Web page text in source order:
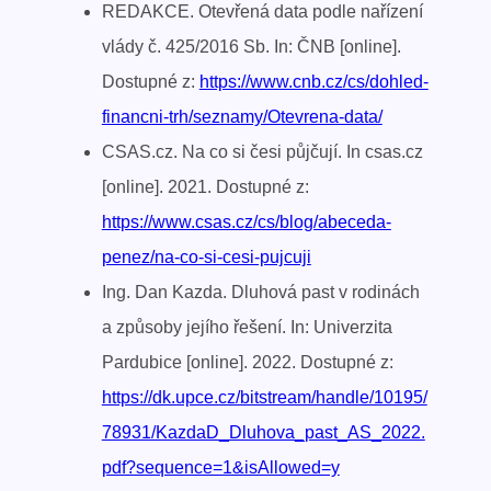
REDAKCE. Otevřená data podle nařízení
vlády č. 425/2016 Sb. In: ČNB [online].
Dostupné z: https://www.cnb.cz/cs/dohled-
financni-trh/seznamy/Otevrena-data/
CSAS.cz. Na co si česi půjčují. In csas.cz
[online]. 2021. Dostupné z:
https://www.csas.cz/cs/blog/abeceda-
penez/na-co-si-cesi-pujcuji
Ing. Dan Kazda. Dluhová past v rodinách
a způsoby jejího řešení. In: Univerzita
Pardubice [online]. 2022. Dostupné z:
https://dk.upce.cz/bitstream/handle/10195/
78931/KazdaD_Dluhova_past_AS_2022.
pdf?sequence=1&isAllowed=y